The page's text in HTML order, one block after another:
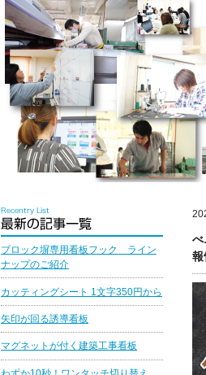
べ
報
ブロック塀専用看板フック ライン
ナップのご紹介
カッティングシート 1文字350円から
矢印が回る誘導看板
マグネットが付く建築工事看板